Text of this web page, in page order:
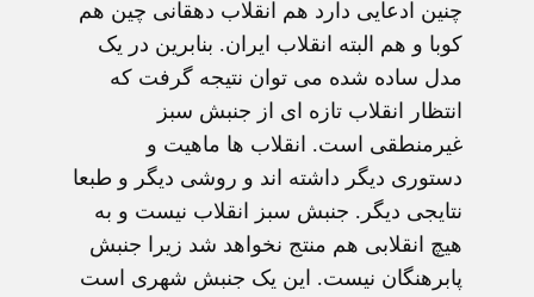
چنین ادعایی دارد هم انقلاب دهقانی چین هم
کوبا و هم البته انقلاب ایران. بنابرین در یک
مدل ساده شده می توان نتیجه گرفت که
انتظار انقلاب تازه ای از جنبش سبز
غیرمنطقی است. انقلاب ها ماهیت و
دستوری دیگر داشته اند و روشی دیگر و طبعا
نتایجی دیگر. جنبش سبز انقلاب نیست و به
هیچ انقلابی هم منتج نخواهد شد زیرا جنبش
پابرهنگان نیست. این یک جنبش شهری است